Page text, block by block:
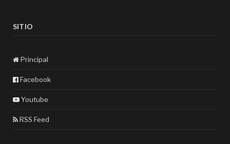
SITIO
Principal
Facebook
Youtube
RSS Feed